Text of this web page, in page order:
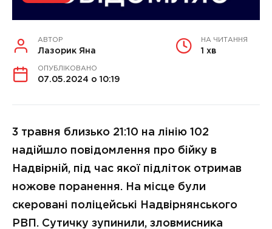
АВТОР
Лазорик Яна
НА ЧИТАННЯ
1 хв
ОПУБЛІКОВАНО
07.05.2024 о 10:19
3 травня близько 21:10 на лінію 102
надійшло повідомлення про бійку в
Надвірній, під час якої підліток отримав
ножове поранення. На місце були
скеровані поліцейські Надвірнянського
РВП. Сутичку зупинили, зловмисника